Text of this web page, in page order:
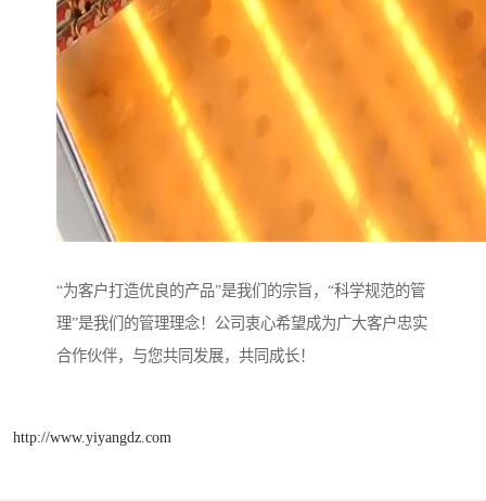
“为客户打造优良的产品”是我们的宗旨，“科学规范的管
理”是我们的管理理念！公司衷心希望成为广大客户忠实
合作伙伴，与您共同发展，共同成长！
http://www.yiyangdz.com